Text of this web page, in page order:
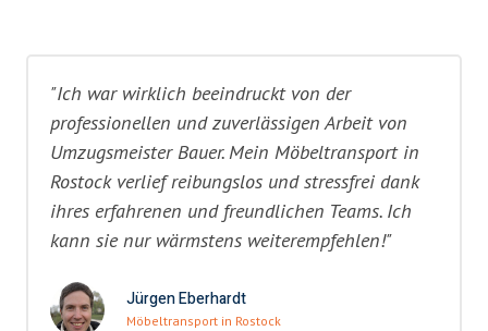
"Ich war wirklich beeindruckt von der
professionellen und zuverlässigen Arbeit von
Umzugsmeister Bauer. Mein Möbeltransport in
Rostock verlief reibungslos und stressfrei dank
ihres erfahrenen und freundlichen Teams. Ich
kann sie nur wärmstens weiterempfehlen!"
Jürgen Eberhardt
Möbeltransport in Rostock